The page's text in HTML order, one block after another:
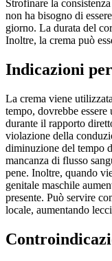
Strofinare la
non ha bisogno di
giorno. La durata del
Inoltre, la crema può
Indicazioni per
La crema viene
tempo, dovrebbe
durante il rapporto
violazione della
diminuzione del tempo
mancanza di flusso
pene. Inoltre, quando
genitale maschile
presente. Può servire
locale, aumentando